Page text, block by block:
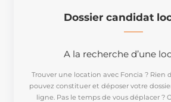
Dossier candidat
A la recherche d’une
Trouver une location avec Foncia ? Rien
pouvez constituer et déposer votre
ligne. Pas le temps de vous déplacer ?